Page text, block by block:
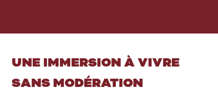
UNE IMMERSION À VIVRE
SANS MODÉRATION